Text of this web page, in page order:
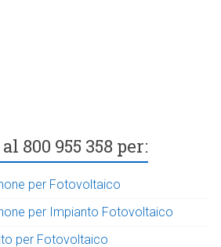
800 955 358 per:
per Fotovoltaico
per Impianto Fotovoltaico
per Fotovoltaico